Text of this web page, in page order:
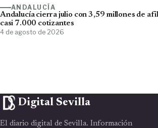
ANDALUCÍA
Andalucía cierra julio con 3,59 millones de
casi 7.000 cotizantes
4 de agosto de 2026
Digital Sevilla
El diario digital de Sevilla. Información